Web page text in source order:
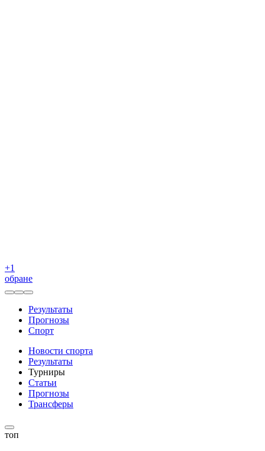
+1
обране
Результаты
Прогнозы
Спорт
Новости спорта
Результаты
Турниры
Статьи
Прогнозы
Трансферы
топ